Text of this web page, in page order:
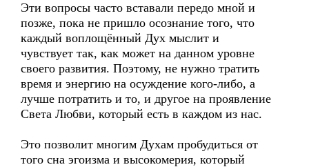
Эти вопросы часто вставали передо мной и
позже, пока не пришло осознание того, что
каждый воплощённый Дух мыслит и
чувствует так, как может на данном уровне
своего развития. Поэтому, не нужно тратить
время и энергию на осуждение кого-либо, а
лучше потратить и то, и другое на проявление
Света Любви, который есть в каждом из нас.
Это позволит многим Духам пробудиться от
того сна эгоизма и высокомерия, который